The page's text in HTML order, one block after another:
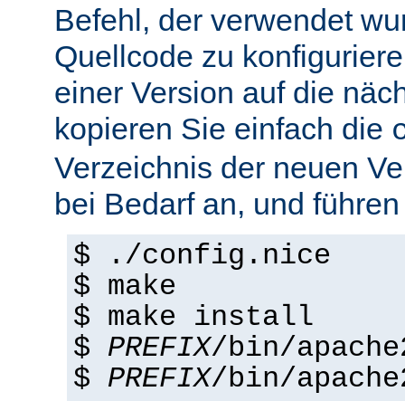
Befehl, der verwendet
Quellcode zu
einer Version auf die
kopieren Sie einfach die
Verzeichnis der neuen
bei Bedarf an, und
$ ./config.nice
$ make
$ make install
$ PREFIX/bin/
$ PREFIX/bin/